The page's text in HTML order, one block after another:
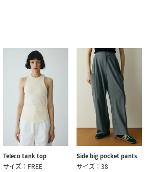
Teleco tank top
サイズ：FREE
Side big pocket pants
サイズ：38